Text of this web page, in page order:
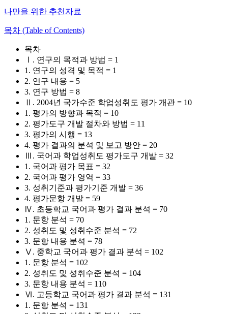
나만을 위한 추천자료
목차 (Table of Contents)
목차
Ⅰ. 연구의 목적과 방법 = 1
1. 연구의 성격 및 목적 = 1
2. 연구 내용 = 5
3. 연구 방법 = 8
Ⅱ. 2004년 국가수준 학업성취도 평가 개관 = 10
1. 평가의 방향과 목적 = 10
2. 평가도구 개발 절차와 방법 = 11
3. 평가의 시행 = 13
4. 평가 결과의 분석 및 보고 방안 = 20
Ⅲ. 국어과 학업성취도 평가도구 개발 = 32
1. 국어과 평가 목표 = 32
2. 국어과 평가 영역 = 33
3. 성취기준과 평가기준 개발 = 36
4. 평가문항 개발 = 59
Ⅳ. 초등학교 국어과 평가 결과 분석 = 70
1. 문항 분석 = 70
2. 성취도 및 성취수준 분석 = 72
3. 문항 내용 분석 = 78
Ⅴ. 중학교 국어과 평가 결과 분석 = 102
1. 문항 분석 = 102
2. 성취도 및 성취수준 분석 = 104
3. 문항 내용 분석 = 110
Ⅵ. 고등학교 국어과 평가 결과 분석 = 131
1. 문항 분석 = 131